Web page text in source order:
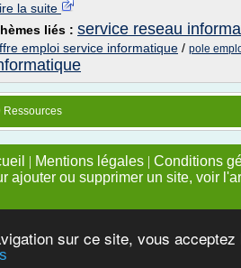
sur ce site, vous
la suite
liés : service reseau
emploi service informatique / pole
Ressources
| Mentions légales | Conditions
ajouter ou supprimer un site, voir